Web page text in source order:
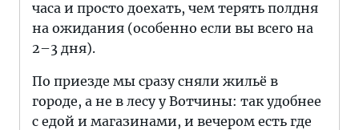
часа и просто доехать, чем терять полдня
на ожидания (особенно если вы всего на
2–3 дня).
По приезде мы сразу сняли жильё в
городе, а не в лесу у Вотчины: так удобнее
с едой и магазинами, и вечером есть где